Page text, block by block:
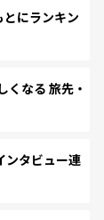
にランキン
なる 旅先・
ンタビュー連